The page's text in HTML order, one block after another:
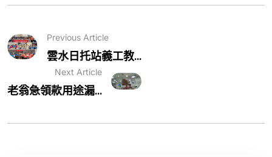
Previous Article
雲水日托站義工教...
Next Article
老翁急領款用途漏...